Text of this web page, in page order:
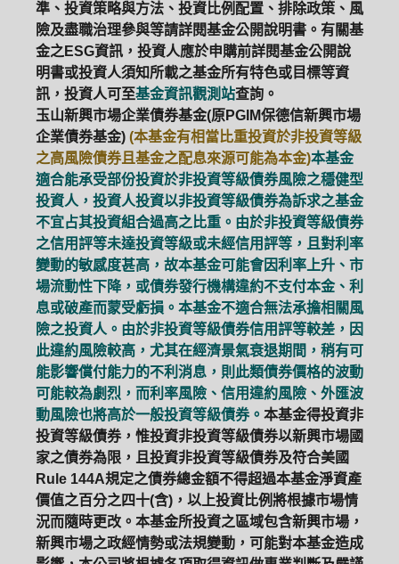
準、投資策略與方法、投資比例配置、排除政策、風
險及盡職治理參與等請詳閱基金公開說明書。有關基
金之ESG資訊，投資人應於申購前詳閱基金公開說
明書或投資人須知所載之基金所有特色或目標等資
訊，投資人可至基金資訊觀測站查詢。
玉山新興市場企業債券基金(原PGIM保德信新興市場
企業債券基金) (本基金有相當比重投資於非投資等級
之高風險債券且基金之配息來源可能為本金)本基金
適合能承受部份投資於非投資等級債券風險之穩健型
投資人，投資人投資以非投資等級債券為訴求之基金
不宜占其投資組合過高之比重。由於非投資等級債券
之信用評等未達投資等級或未經信用評等，且對利率
變動的敏感度甚高，故本基金可能會因利率上升、市
場流動性下降，或債券發行機構違約不支付本金、利
息或破產而蒙受虧損。本基金不適合無法承擔相關風
險之投資人。由於非投資等級債券信用評等較差，因
此違約風險較高，尤其在經濟景氣衰退期間，稍有可
能影響償付能力的不利消息，則此類債券價格的波動
可能較為劇烈，而利率風險、信用違約風險、外匯波
動風險也將高於一般投資等級債券。 本基金得投資非
投資等級債券，惟投資非投資等級債券以新興市場國
家之債券為限，且投資非投資等級債券及符合美國
Rule 144A規定之債券總金額不得超過本基金淨資產
價值之百分之四十(含)，以上投資比例將根據市場情
況而隨時更改。本基金所投資之區域包含新興市場，
新興市場之政經情勢或法規變動，可能對本基金造成